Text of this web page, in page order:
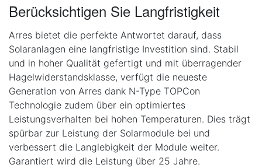
Berücksichtigen Sie Langfristigkeit
Arres bietet die perfekte Antwortet darauf, dass
Solaranlagen eine langfristige Investition sind. Stabil
und in hoher Qualität gefertigt und mit überragender
Hagelwiderstandsklasse, verfügt die neueste
Generation von Arres dank N-Type TOPCon
Technologie zudem über ein optimiertes
Leistungsverhalten bei hohen Temperaturen. Dies trägt
spürbar zur Leistung der Solarmodule bei und
verbessert die Langlebigkeit der Module weiter.
Garantiert wird die Leistung über 25 Jahre.